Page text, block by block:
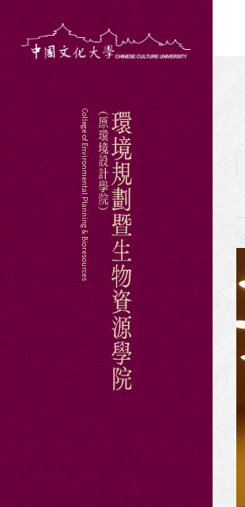
College of Environmental Planning & Bioresources